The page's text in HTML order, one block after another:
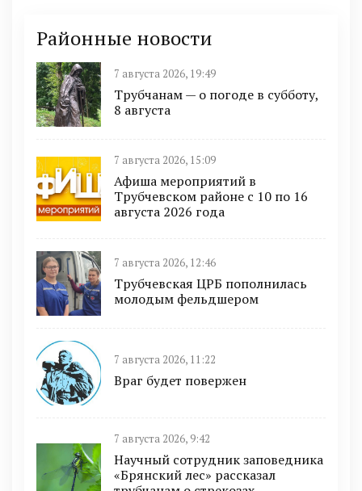
Районные новости
7 августа 2026, 19:49
Трубчанам — о погоде в субботу,
8 августа
7 августа 2026, 15:09
Афиша мероприятий в
Трубчевском районе с 10 по 16
августа 2026 года
7 августа 2026, 12:46
Трубчевская ЦРБ пополнилась
молодым фельдшером
7 августа 2026, 11:22
Враг будет повержен
7 августа 2026, 9:42
Научный сотрудник заповедника
«Брянский лес» рассказал